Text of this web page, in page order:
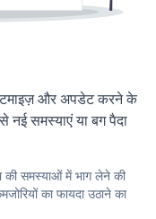
और अपडेट करने के
समस्याएं या बग पैदा
की समस्याओं में भाग लेने की
का फायदा उठाने का